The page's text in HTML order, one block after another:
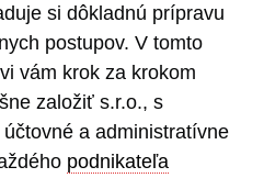
si dôkladnú prípravu
postupov. V tomto
vám krok za krokom
založiť s.r.o., s
a administratívne
podnikateľa